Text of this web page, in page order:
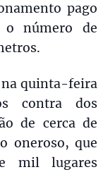
pago
o número de
na quinta-feira
contra dos
de cerca de
oneroso, que
mil lugares